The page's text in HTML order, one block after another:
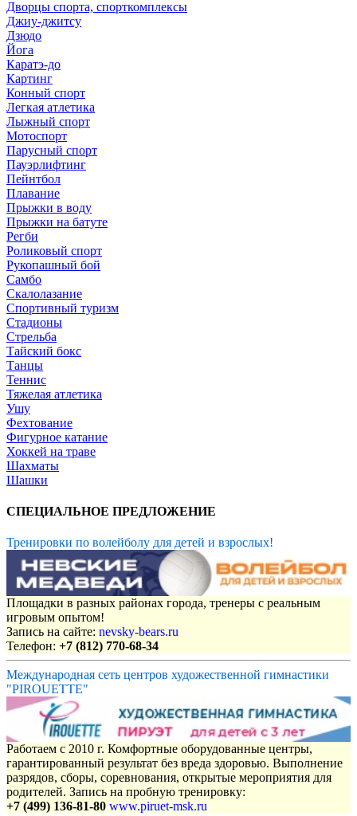
Дворцы спорта, спорткомплексы
Джиу-джитсу
Дзюдо
Йога
Каратэ-до
Картинг
Конный спорт
Легкая атлетика
Лыжный спорт
Мотоспорт
Парусный спорт
Пауэрлифтинг
Пейнтбол
Плавание
Прыжки в воду
Прыжки на батуте
Регби
Роликовый спорт
Рукопашный бой
Самбо
Скалолазание
Спортивный туризм
Стадионы
Стрельба
Тайский бокс
Танцы
Теннис
Тяжелая атлетика
Ушу
Фехтование
Фигурное катание
Хоккей на траве
Шахматы
Шашки
СПЕЦИАЛЬНОЕ ПРЕДЛОЖЕНИЕ
Тренировки по волейболу для детей и взрослых!
Площадки в разных районах города, тренеры с реальным
игровым опытом!
Запись на сайте: nevsky-bears.ru
Телефон: +7 (812) 770-68-34
Международная сеть центров художественной гимнастики
"PIROUETTE"
Работаем с 2010 г. Комфортные оборудованные центры,
гарантированный результат без вреда здоровью. Выполнение
разрядов, сборы, соревнования, открытые мероприятия для
родителей. Запись на пробную тренировку:
+7 (499) 136-81-80 www.piruet-msk.ru